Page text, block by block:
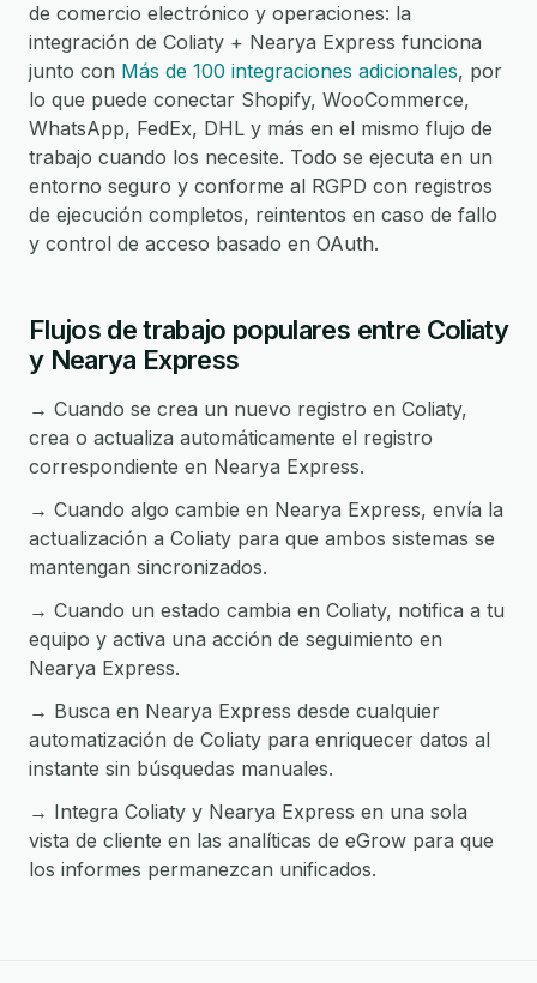
de comercio electrónico y operaciones: la
integración de Coliaty + Nearya Express funciona
junto con Más de 100 integraciones adicionales, por
lo que puede conectar Shopify, WooCommerce,
WhatsApp, FedEx, DHL y más en el mismo flujo de
trabajo cuando los necesite. Todo se ejecuta en un
entorno seguro y conforme al RGPD con registros
de ejecución completos, reintentos en caso de fallo
y control de acceso basado en OAuth.
Flujos de trabajo populares entre Coliaty
y Nearya Express
→ Cuando se crea un nuevo registro en Coliaty,
crea o actualiza automáticamente el registro
correspondiente en Nearya Express.
→ Cuando algo cambie en Nearya Express, envía la
actualización a Coliaty para que ambos sistemas se
mantengan sincronizados.
→ Cuando un estado cambia en Coliaty, notifica a tu
equipo y activa una acción de seguimiento en
Nearya Express.
→ Busca en Nearya Express desde cualquier
automatización de Coliaty para enriquecer datos al
instante sin búsquedas manuales.
→ Integra Coliaty y Nearya Express en una sola
vista de cliente en las analíticas de eGrow para que
los informes permanezcan unificados.